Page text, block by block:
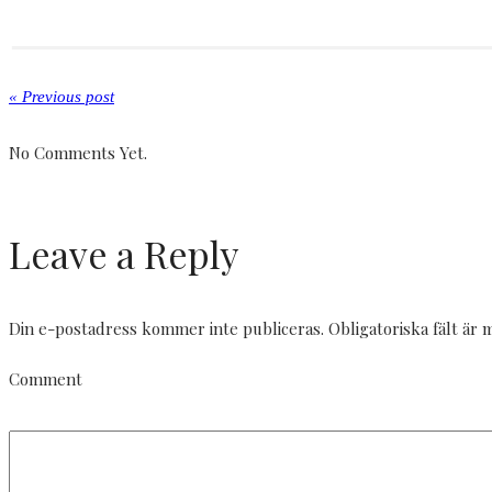
« Previous post
No Comments Yet.
Leave a Reply
Din e-postadress kommer inte publiceras. Obligatoriska fält är
Comment